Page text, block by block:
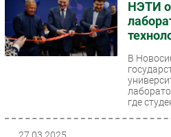
НЭТИ
В
где